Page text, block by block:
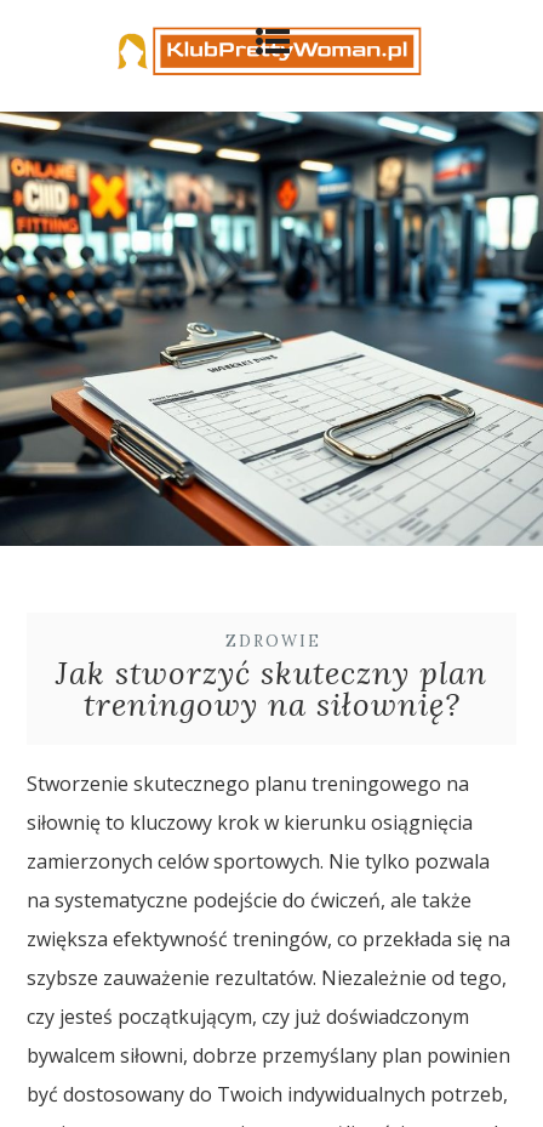
ZDROWIE
Jak stworzyć skuteczny plan
treningowy na siłownię?
Stworzenie skutecznego planu treningowego na
siłownię to kluczowy krok w kierunku osiągnięcia
zamierzonych celów sportowych. Nie tylko pozwala
na systematyczne podejście do ćwiczeń, ale także
zwiększa efektywność treningów, co przekłada się na
szybsze zauważenie rezultatów. Niezależnie od tego,
czy jesteś początkującym, czy już doświadczonym
bywalcem siłowni, dobrze przemyślany plan powinien
być dostosowany do Twoich indywidualnych potrzeb,